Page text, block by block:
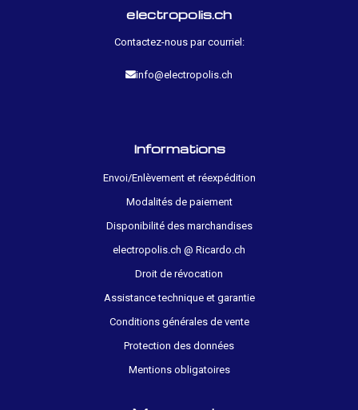
electropolis.ch
Contactez-nous par courriel:
info@electropolis.ch
Informations
Envoi/Enlèvement et réexpédition
Modalités de paiement
Disponibilité des marchandises
electropolis.ch @ Ricardo.ch
Droit de révocation
Assistance technique et garantie
Conditions générales de vente
Protection des données
Mentions obligatoires